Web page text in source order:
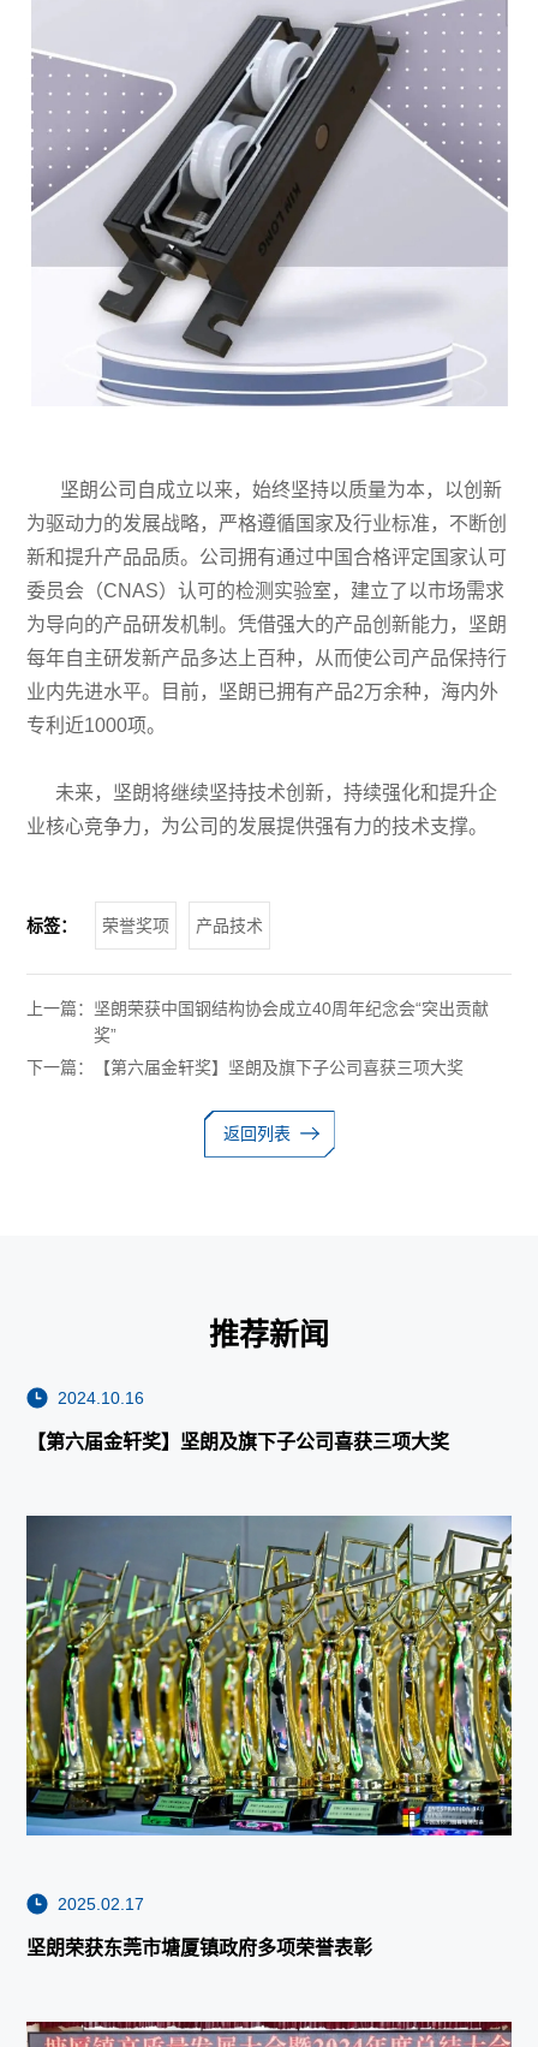
坚朗公司自成立以来，始终坚持以质量为本，以创新
为驱动力的发展战略，严格遵循国家及行业标准，不断创
新和提升产品品质。公司拥有通过中国合格评定国家认可
委员会（CNAS）认可的检测实验室，建立了以市场需求
为导向的产品研发机制。凭借强大的产品创新能力，坚朗
每年自主研发新产品多达上百种，从而使公司产品保持行
业内先进水平。目前，坚朗已拥有产品2万余种，海内外
专利近1000项。
未来，坚朗将继续坚持技术创新，持续强化和提升企
业核心竞争力，为公司的发展提供强有力的技术支撑。
标签： 荣誉奖项 产品技术
上一篇： 坚朗荣获中国钢结构协会成立40周年纪念会“突出贡献
奖”
下一篇：
【第六届金轩奖】坚朗及旗下子公司喜获三项大奖
返回列表
推荐新闻
2024.10.16
【第六届金轩奖】坚朗及旗下子公司喜获三项大奖
2025.02.17
坚朗荣获东莞市塘厦镇政府多项荣誉表彰